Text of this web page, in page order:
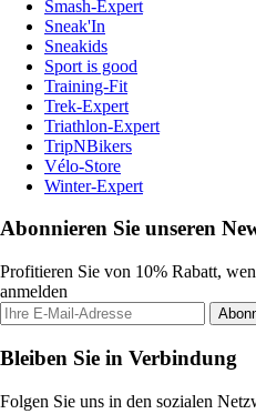
Smash-Expert
Sneak'In
Sneakids
Sport is good
Training-Fit
Trek-Expert
Triathlon-Expert
TripNBikers
Vélo-Store
Winter-Expert
Abonnieren Sie unseren
Profitieren Sie von 10% Rabatt,
anmelden
Bleiben Sie in Verbindung
Folgen Sie uns in den sozialen